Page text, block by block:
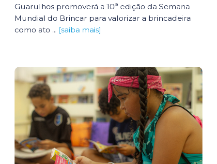
Guarulhos promoverá a 10ª edição da Semana
Mundial do Brincar para valorizar a brincadeira
como ato ... [saiba mais]